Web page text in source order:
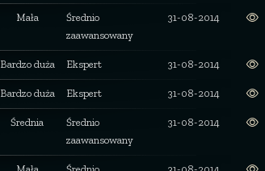
Mała
Średnio
zaawansowany
31-08-2014
Bardzo duża Ekspert 31-08-2014
Bardzo duża Ekspert 31-08-2014
Średnia
Średnio
zaawansowany
31-08-2014